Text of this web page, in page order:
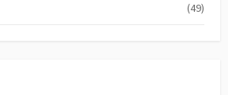
(49)